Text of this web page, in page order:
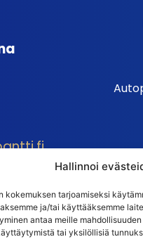
Hallinnoi
kokemuksen tarjoamiseksi
ja/tai käyttääksemme
antaa meille
tai yksilöllisiä